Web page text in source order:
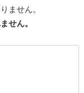
ません。
せん。